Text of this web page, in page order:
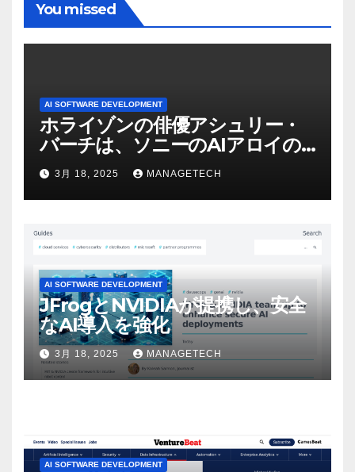
You missed
AI SOFTWARE DEVELOPMENT
ホライゾンの俳優アシュリー・
バーチは、ソニーのAIアロイの
ビデオを見て「ゲームパフォー
マンスという芸術形式に不安を
感じた」と語る – IGN
3月 18, 2025 MANAGETECH
AI SOFTWARE DEVELOPMENT
JFrogとNVIDIAが提携し、安全
なAI導入を強化
3月 18, 2025 MANAGETECH
AI SOFTWARE DEVELOPMENT